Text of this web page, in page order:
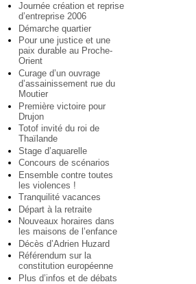
Journée création et reprise
d’entreprise 2006
Démarche quartier
Pour une justice et une
paix durable au Proche-
Orient
Curage d’un ouvrage
d’assainissement rue du
Moutier
Première victoire pour
Drujon
Totof invité du roi de
Thaïlande
Stage d’aquarelle
Concours de scénarios
Ensemble contre toutes
les violences !
Tranquilité vacances
Départ à la retraite
Nouveaux horaires dans
les maisons de l’enfance
Décès d’Adrien Huzard
Référendum sur la
constitution européenne
Plus d’infos et de débats